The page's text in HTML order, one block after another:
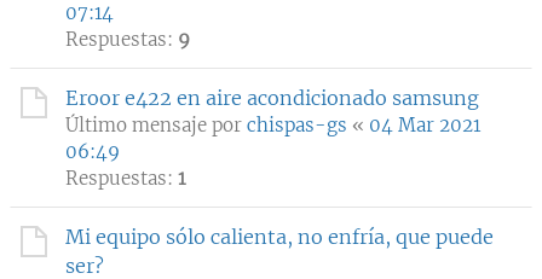
07:14
Respuestas: 9
Eroor e422 en aire acondicionado samsung
Último mensaje por chispas-gs « 04 Mar 2021
06:49
Respuestas: 1
Mi equipo sólo calienta, no enfría, que puede
ser?